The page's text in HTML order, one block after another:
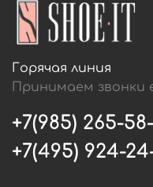
Горячая линия
Принимаем звонки
+7(985) 265-
+7(495) 924-